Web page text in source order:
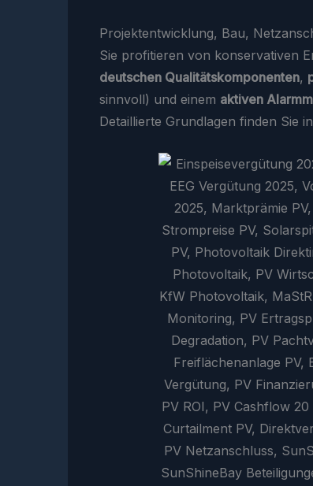
Projektentwicklung, Bau,
Sie profitieren von konservativen
deutschen Qualitätskomponenten,
sinnvoll) und einem aktiven
Detaillierte Grundlagen finden Sie